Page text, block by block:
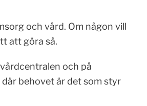
och vård. Om någon vill
att göra så.
och på
behovet är det som styr